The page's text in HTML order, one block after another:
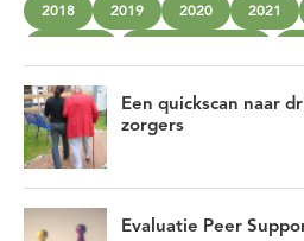
2018 2019 2020 2021
ervaringsdeskundigheid
Gezonde sociale omgevingen
Innoveren
Een quickscan naar
zorgers
Evaluatie Peer